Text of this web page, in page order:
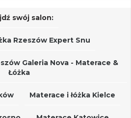
swój salon:
Rzeszów Expert Snu
Galeria Nova - Materace &
Łóżka
Materace i łóżka Kielce